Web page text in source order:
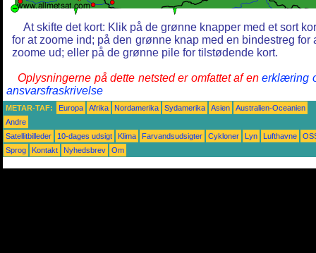
At skifte det kort: Klik på de grønne knapper med et sort
for at zoome ind; på den grønne knap med en bindestreg for
zoome ud; eller på de grønne pile for tilstødende kort.
Oplysningerne på dette netsted er omfattet af enerklæring
ansvarsfraskrivelse
METAR-TAF: Europa Afrika Nordamerika Sydamerika Asien
Australien-Oceanien
Andre
Satellitbilleder
10-dages udsigt Klima Farvandsudsigter Cykloner Lyn Lufthavne
Sprog
Kontakt Nyhedsbrev Om